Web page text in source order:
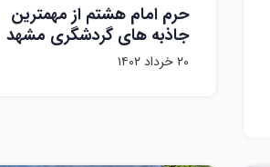
حرم امام هشتم از مهمترین
جاذبه های گردشگری مشهد
۲۰ خرداد ۱۴۰۲